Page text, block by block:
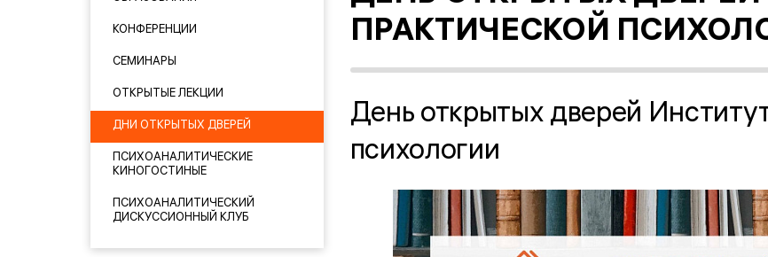
КОНФЕРЕНЦИИ
СЕМИНАРЫ
ОТКРЫТЫЕ ЛЕКЦИИ
ДНИ ОТКРЫТЫХ ДВЕРЕЙ
ПСИХОАНАЛИТИЧЕСКИЕ
КИНОГОСТИНЫЕ
ПСИХОАНАЛИТИЧЕСКИЙ
ДИСКУССИОННЫЙ КЛУБ
ПРАКТИЧЕСКОЙ
День открытых дверей
психологии